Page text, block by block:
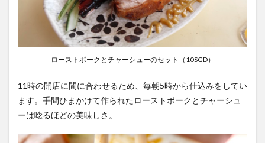
ローストポークとチャーシューのセット（10SGD）
11時の開店に間に合わせるため、毎朝5時から仕込みをしてい
ます。手間ひまかけて作られたローストポークとチャーシュ
ーは唸るほどの美味しさ。